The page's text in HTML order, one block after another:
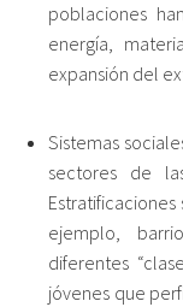
poblaciones
energía,
expansión del
Sistemas
sectores de
ejemplo,
diferentes
jóvenes que